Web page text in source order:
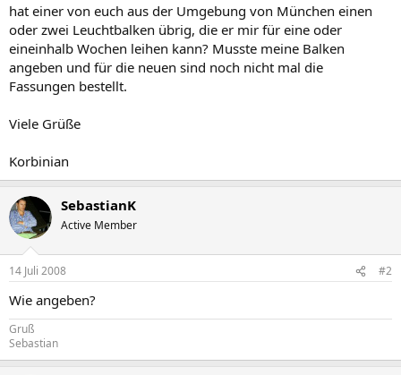
hat einer von euch aus der Umgebung von München einen
oder zwei Leuchtbalken übrig, die er mir für eine oder
eineinhalb Wochen leihen kann? Musste meine Balken
angeben und für die neuen sind noch nicht mal die
Fassungen bestellt.
Viele Grüße
Korbinian
SebastianK
Active Member
14 Juli 2008 #2
Wie angeben?
Gruß
Sebastian